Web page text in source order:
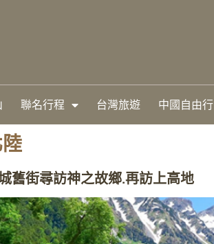
聯名行程 台灣旅遊 中國自由行
舊街尋訪神之故鄉.再訪上高地